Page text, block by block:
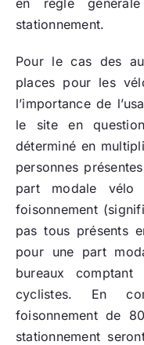
stationnement.
Pour le cas des
places pour les
l’importance de
le site en
déterminé en
personnes
part modale
foisonnement
pas tous présents
pour une part
bureaux
cyclistes. En
foisonnement de
stationnement